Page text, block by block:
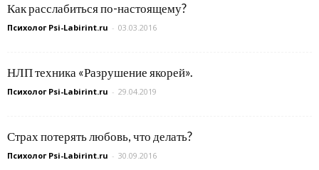
Как расслабиться по-настоящему?
Психолог Psi-Labirint.ru - 03.03.2016
НЛП техника «Разрушение якорей».
Психолог Psi-Labirint.ru - 29.04.2019
Страх потерять любовь, что делать?
Психолог Psi-Labirint.ru - 30.09.2016